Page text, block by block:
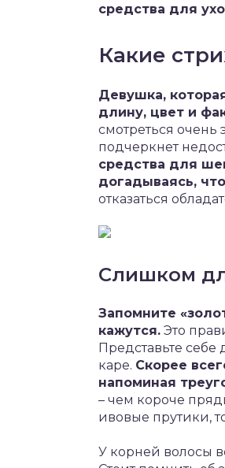
средства для
Какие
Девушка,
длину, цвет и
смотреться очень
подчеркнет
средства для
догадываясь,
отказаться
Слишком
Запомните
кажутся. Это
Представьте себе
каре. Скорее
напоминая
– чем короче
ивовые прутики,
У корней волосы